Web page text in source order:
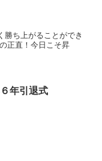
勝ち上がることができ
正直！今日こそ昇
年引退式